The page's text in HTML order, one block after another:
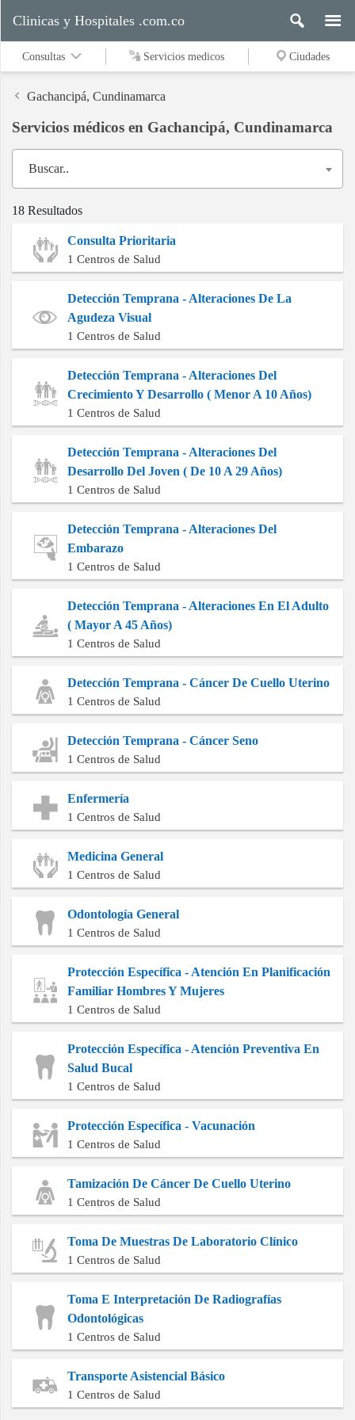
Servicios
medicos
Contacto
Clinicas y Hospitales .com.co
Consultas Servicios medicos Ciudades
Gachancipá, Cundinamarca
Servicios médicos en Gachancipá, Cundinamarca
Buscar..
18 Resultados
Consulta Prioritaria
1 Centros de Salud
Detección Temprana - Alteraciones De La
Agudeza Visual
1 Centros de Salud
Detección Temprana - Alteraciones Del
Crecimiento Y Desarrollo ( Menor A 10 Años)
1 Centros de Salud
Detección Temprana - Alteraciones Del
Desarrollo Del Joven ( De 10 A 29 Años)
1 Centros de Salud
Detección Temprana - Alteraciones Del
Embarazo
1 Centros de Salud
Detección Temprana - Alteraciones En El Adulto
( Mayor A 45 Años)
1 Centros de Salud
Detección Temprana - Cáncer De Cuello Uterino
1 Centros de Salud
Detección Temprana - Cáncer Seno
1 Centros de Salud
Enfermería
1 Centros de Salud
Medicina General
1 Centros de Salud
Odontología General
1 Centros de Salud
Protección Específica - Atención En Planificación
Familiar Hombres Y Mujeres
1 Centros de Salud
Protección Específica - Atención Preventiva En
Salud Bucal
1 Centros de Salud
Protección Específica - Vacunación
1 Centros de Salud
Tamización De Cáncer De Cuello Uterino
1 Centros de Salud
Toma De Muestras De Laboratorio Clínico
1 Centros de Salud
Toma E Interpretación De Radiografías
Odontológicas
1 Centros de Salud
Transporte Asistencial Básico
1 Centros de Salud